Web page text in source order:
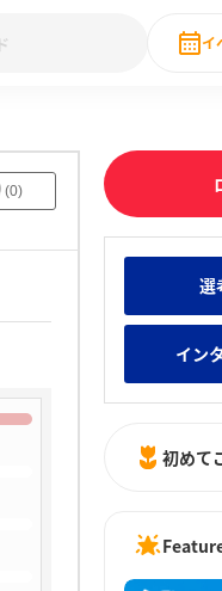
の新卒就職人気企業ランキン
IT・DX現場社員インタビュ
イ
(0)
選
イン
初めて